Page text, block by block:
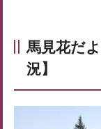
馬見花だ
況】